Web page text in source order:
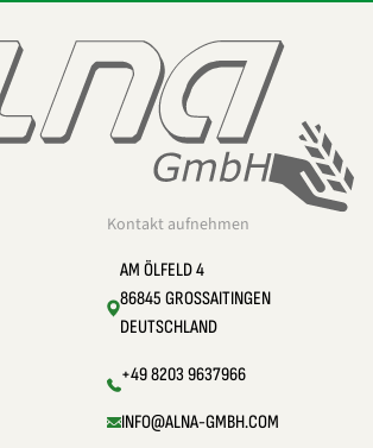
Kontakt aufnehmen
AM ÖLFELD 4
86845 GROSSAITINGEN
DEUTSCHLAND
+49 8203 9637966
INFO@ALNA-GMBH.COM